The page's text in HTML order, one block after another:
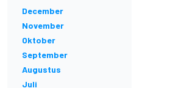
December
November
Oktober
September
Augustus
Juli